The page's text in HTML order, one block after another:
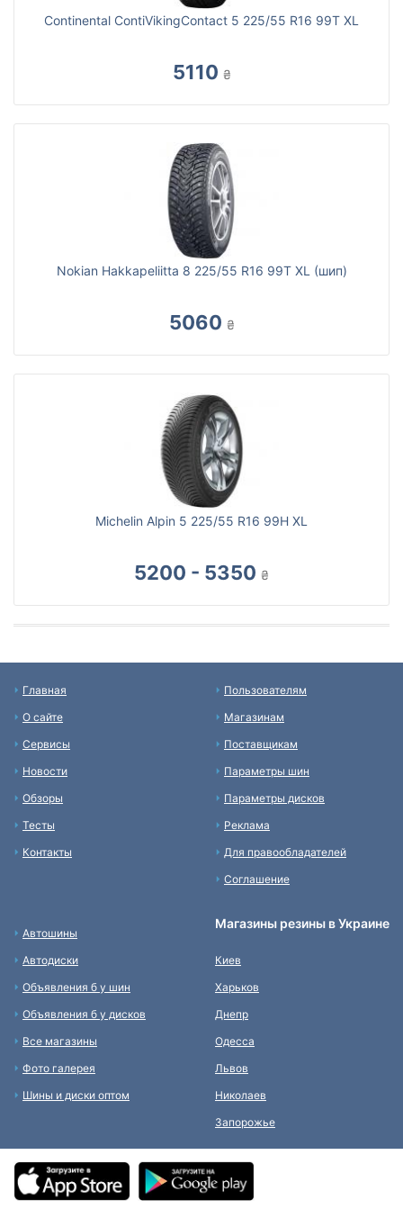
Continental ContiVikingContact 5 225/55 R16 99T XL
5110 ₴
Nokian Hakkapeliitta 8 225/55 R16 99T XL (шип)
5060 ₴
Michelin Alpin 5 225/55 R16 99H XL
5200 - 5350 ₴
Главная
О сайте
Сервисы
Новости
Обзоры
Тесты
Контакты
Пользователям
Магазинам
Поставщикам
Параметры шин
Параметры дисков
Реклама
Для правообладателей
Соглашение
Автошины
Автодиски
Объявления б у шин
Объявления б у дисков
Все магазины
Фото галерея
Шины и диски оптом
Магазины резины в Украине
Киев
Харьков
Днепр
Одесса
Львов
Николаев
Запорожье